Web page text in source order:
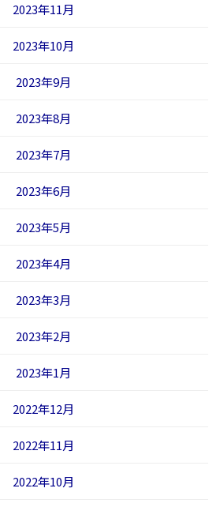
2023年11月
2023年10月
2023年9月
2023年8月
2023年7月
2023年6月
2023年5月
2023年4月
2023年3月
2023年2月
2023年1月
2022年12月
2022年11月
2022年10月